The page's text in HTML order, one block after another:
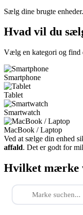
Sælg dine brugte
Hvad vil du
Vælg en kategori og find
Smartphone
Tablet
Smartwatch
MacBook / Laptop
Ved at sælge din enhed
affald. Det er godt for
Hvilket mærke